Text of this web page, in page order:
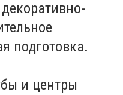
подготовка.
и центры